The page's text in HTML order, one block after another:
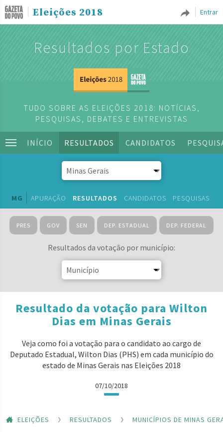
Entrar
Eleições 2018
Resultados por Estado
TUDO SOBRE AS ELEIÇÕES 2018: NOTÍCIAS,
PESQUISAS, DEBATES E ENTREVISTAS
INÍCIO RESULTADOS CANDIDATOS
MG APURAÇÃO RESULTADOS CANDIDATOS PESQUISAS
PRES GOV SEN DEP. ESTADUAL DEP. FEDERAL
Resultados da votação por município:
Resultado da votação para Wilton
Dias em Minas Gerais
Veja como foi a votação para o candidato ao cargo de
Deputado Estadual, Wilton Dias (PHS) em cada município do
estado de Minas Gerais nas Eleições 2018
07/10/2018
ELEIÇÕES RESULTADOS
MUNICÍPIOS DE MINAS